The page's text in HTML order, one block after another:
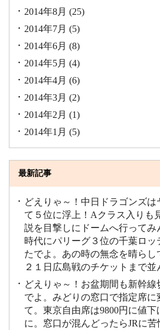
2014年8月 (25)
2014年7月 (5)
2014年6月 (8)
2014年5月 (4)
2014年4月 (6)
2014年3月 (2)
2014年2月 (1)
2014年1月 (5)
最新記事
どえりゃ～！中日ドラゴンズは
て５位に浮上！Aクラス入りも
説を目撃しにドームへ行ってみ
時代にパリーグ３位の千葉ロ
たでよ。あの時の無念を晴らし
２１日広島戦のチケットまで並
どえりゃ～！お盆期間も新幹線
でよ。みどりの窓口で指定席に
て。東京自由席は9800円に値下
に。窓口が混んどったらJRに